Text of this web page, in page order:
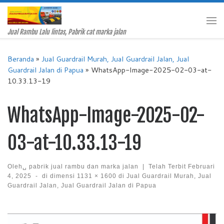
Skip to content
Jual Rambu Lalu lintas, Pabrik cat marka jalan
Beranda » Jual Guardrail Murah, Jual Guardrail Jalan, Jual
Guardrail Jalan di Papua » WhatsApp-Image-2025-02-03-at-
10.33.13-19
WhatsApp-Image-2025-02-
03-at-10.33.13-19
Oleh␣ pabrik jual rambu dan marka jalan Telah Terbit Februari
4, 2025
- di dimensi 1131 × 1600 di Jual Guardrail Murah, Jual
Guardrail Jalan, Jual Guardrail Jalan di Papua
Images navigation